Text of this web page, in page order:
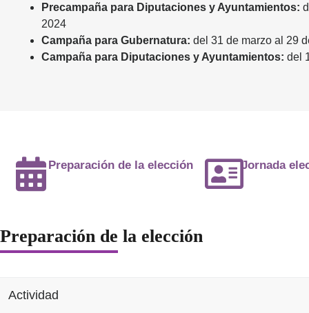
Precampaña para Diputaciones y Ayuntamientos:
2024
Campaña para Gubernatura: del 31 de marzo al 29
Campaña para Diputaciones y Ayuntamientos: del
Preparación de la elección Jornada
Preparación de la elección
Actividad